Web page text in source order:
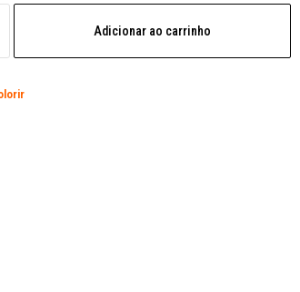
Adicionar ao carrinho